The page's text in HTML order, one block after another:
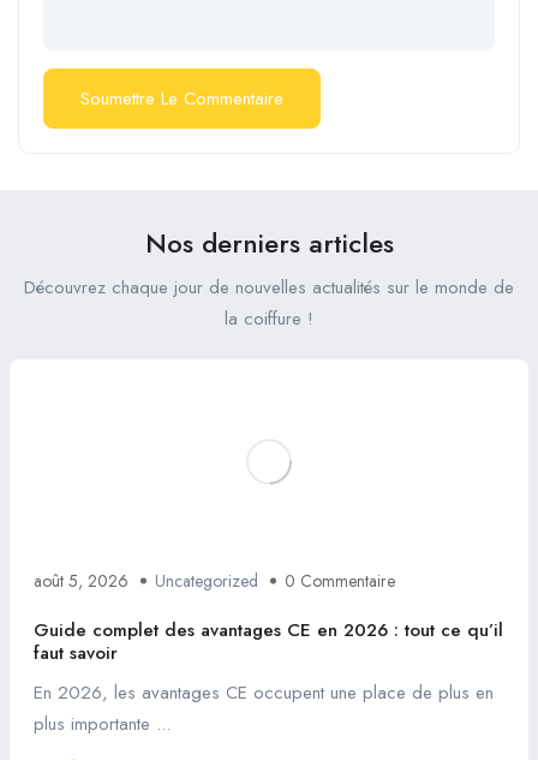
Nos derniers articles
Découvrez chaque jour de nouvelles actualités sur le monde de
la coiffure !
août 5, 2026 Uncategorized 0 Commentaire
Guide complet des avantages CE en 2026 : tout ce qu’il
faut savoir
En 2026, les avantages CE occupent une place de plus en
plus importante ...